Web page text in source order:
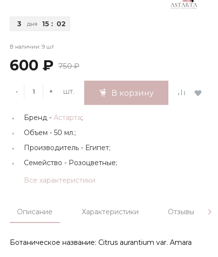
3 дня 15 : 02
В наличии: 9 шт
600 ₽ 750 ₽
- + шт. В корзину
Бренд - Астарта;
Объем - 50 мл.;
Производитель - Египет;
Семейство - Розоцветные;
Все характеристики
Описание Характеристики Отзывы
Ботаническое название: Сitrus aurantium var. Amara